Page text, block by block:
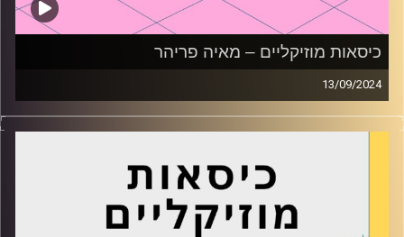
כיסאות מוזיקליים – מאיה פריהר
13/09/2024
כסאות מוזיקליים עם מאיה פריהר